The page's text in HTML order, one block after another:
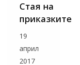
Стая на
приказките
19
април
2017